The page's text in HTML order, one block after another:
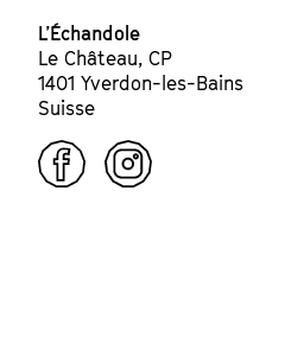
L’Échandole
Le Château, CP
1401 Yverdon-les-Bains
Suisse